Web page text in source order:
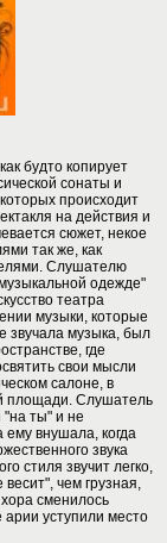
будто копирует
сонаты и
происходит
на действия и
сюжет, некое
так же, как
Слушателю
одежде"
театра
музыки, которые
звучала музыка, был
где
свои мысли
салоне, в
площади. Слушатель
"на ты" и не
внушала, когда
звука
стиля звучит легко,
чем грузная,
сменилось
уступили место